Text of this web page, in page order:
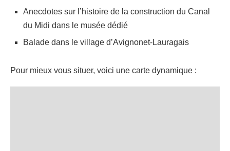
Anecdotes sur l’histoire de la construction du Canal
du Midi dans le musée dédié
Balade dans le village d’Avignonet-Lauragais
Pour mieux vous situer, voici une carte dynamique :